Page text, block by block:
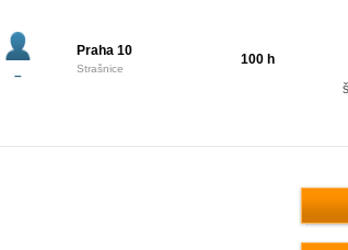
–
Praha 10
Strašnice
100 h